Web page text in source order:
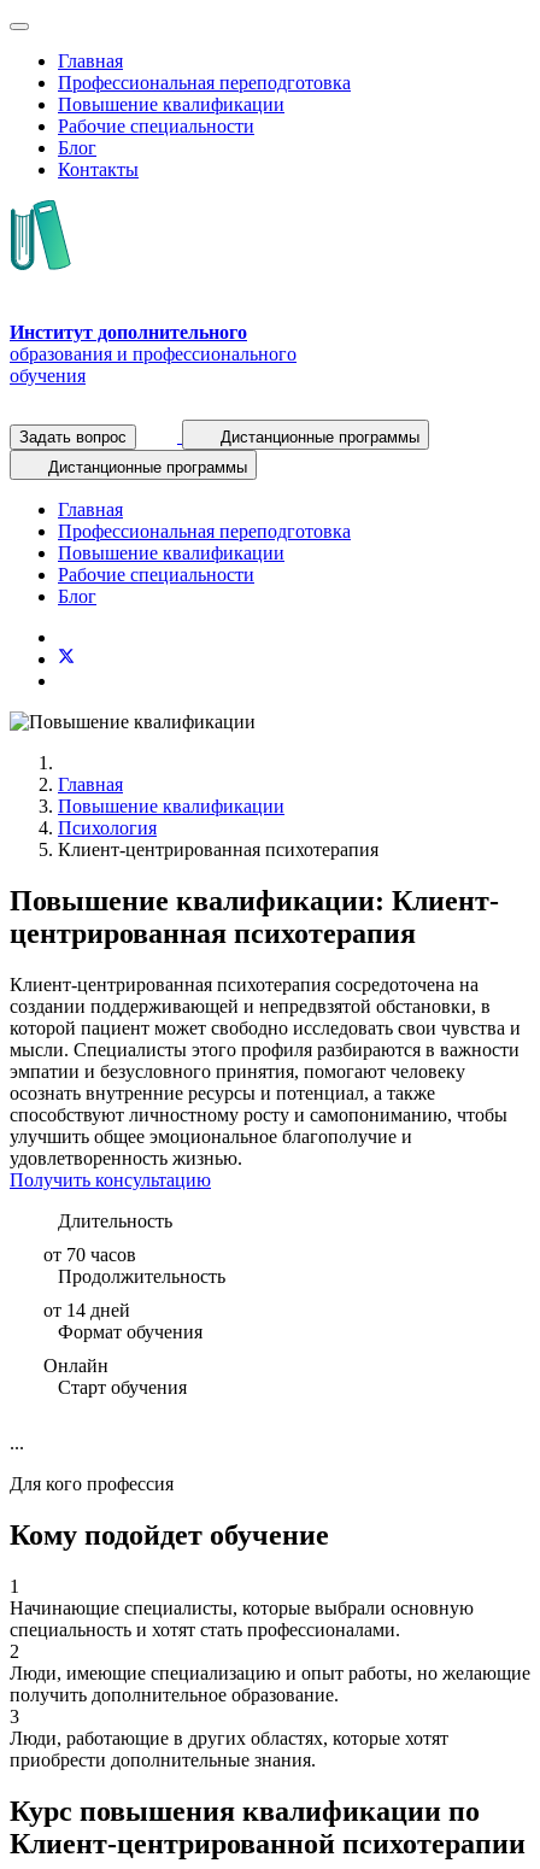
Главная
Профессиональная переподготовка
Повышение квалификации
Рабочие специальности
Блог
Контакты
Институт дополнительного
образования и профессионального
обучения
Задать вопрос
Дистанционные программы
Дистанционные программы
Главная
Профессиональная переподготовка
Повышение квалификации
Рабочие специальности
Блог
Главная
Повышение квалификации
Психология
Клиент-центрированная психотерапия
Повышение квалификации: Клиент-
центрированная психотерапия
Клиент-центрированная психотерапия сосредоточена на
создании поддерживающей и непредвзятой обстановки, в
которой пациент может свободно исследовать свои чувства и
мысли. Специалисты этого профиля разбираются в важности
эмпатии и безусловного принятия, помогают человеку
осознать внутренние ресурсы и потенциал, а также
способствуют личностному росту и самопониманию, чтобы
улучшить общее эмоциональное благополучие и
удовлетворенность жизнью.
Получить консультацию
Длительность
от 70 часов
Продолжительность
от 14 дней
Формат обучения
Онлайн
Старт обучения
...
Для кого профессия
Кому подойдет обучение
1
Начинающие специалисты, которые выбрали основную
специальность и хотят стать профессионалами.
2
Люди, имеющие специализацию и опыт работы, но желающие
получить дополнительное образование.
3
Люди, работающие в других областях, которые хотят
приобрести дополнительные знания.
Курс повышения квалификации по
Клиент-центрированной психотерапии